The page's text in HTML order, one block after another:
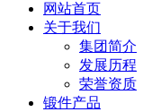
网站首页
关于我们
集团简介
发展历程
荣誉资质
锻件产品